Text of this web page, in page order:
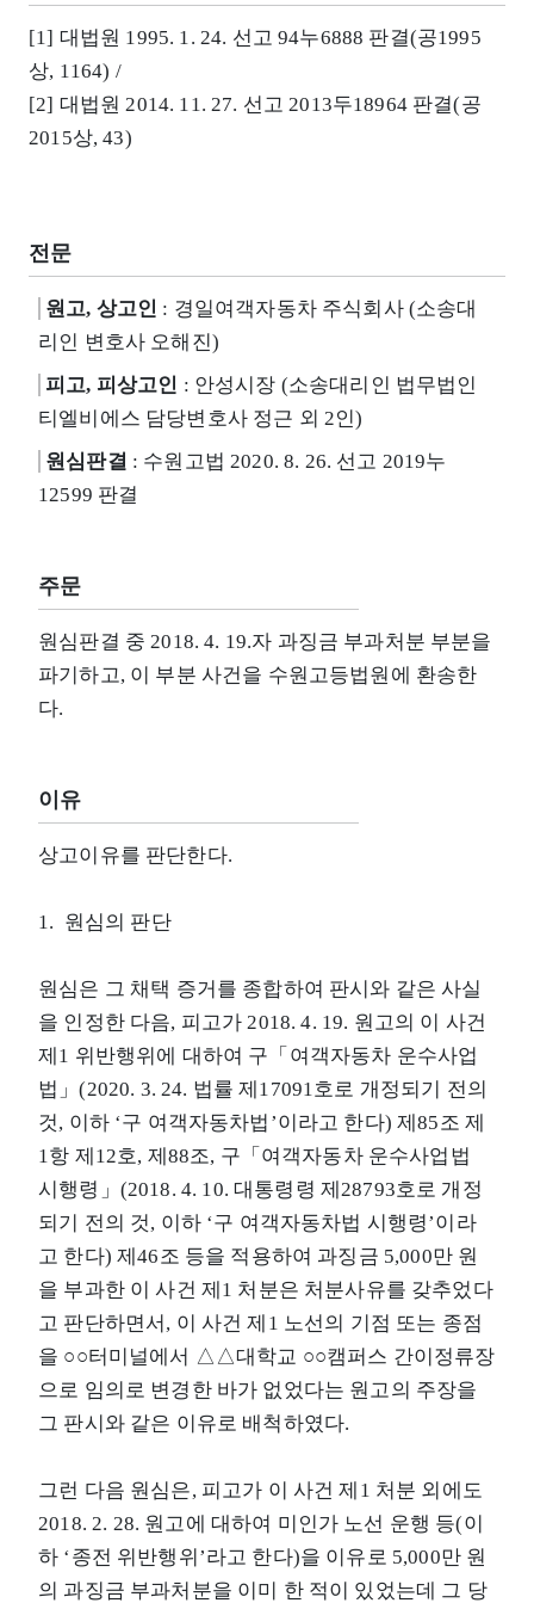
[1] 대법원 1995. 1. 24. 선고 94누6888 판결(공1995
상, 1164) /
[2] 대법원 2014. 11. 27. 선고 2013두18964 판결(공
2015상, 43)
전문
원고, 상고인 : 경일여객자동차 주식회사 (소송대
리인 변호사 오해진)
피고, 피상고인 : 안성시장 (소송대리인 법무법인
티엘비에스 담당변호사 정근 외 2인)
원심판결 : 수원고법 2020. 8. 26. 선고 2019누
12599 판결
주문
원심판결 중 2018. 4. 19.자 과징금 부과처분 부분을
파기하고, 이 부분 사건을 수원고등법원에 환송한
다.
이유
상고이유를 판단한다.
1. 원심의 판단
원심은 그 채택 증거를 종합하여 판시와 같은 사실
을 인정한 다음, 피고가 2018. 4. 19. 원고의 이 사건
제1 위반행위에 대하여 구「여객자동차 운수사업
법」(2020. 3. 24. 법률 제17091호로 개정되기 전의
것, 이하 ‘구 여객자동차법’이라고 한다) 제85조 제
1항 제12호, 제88조, 구「여객자동차 운수사업법
시행령」(2018. 4. 10. 대통령령 제28793호로 개정
되기 전의 것, 이하 ‘구 여객자동차법 시행령’이라
고 한다) 제46조 등을 적용하여 과징금 5,000만 원
을 부과한 이 사건 제1 처분은 처분사유를 갖추었다
고 판단하면서, 이 사건 제1 노선의 기점 또는 종점
을 ○○터미널에서 △△대학교 ○○캠퍼스 간이정류장
으로 임의로 변경한 바가 없었다는 원고의 주장을
그 판시와 같은 이유로 배척하였다.
그런 다음 원심은, 피고가 이 사건 제1 처분 외에도
2018. 2. 28. 원고에 대하여 미인가 노선 운행 등(이
하 ‘종전 위반행위’라고 한다)을 이유로 5,000만 원
의 과징금 부과처분을 이미 한 적이 있었는데 그 당